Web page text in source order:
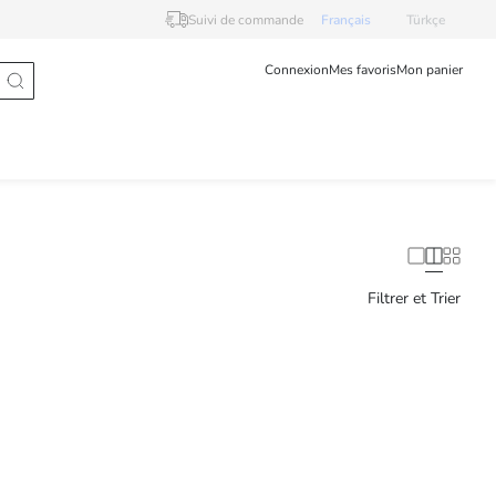
Suivi de commande Français Türkçe
ConnexionMes favorisMon panier
Filtrer et Trier